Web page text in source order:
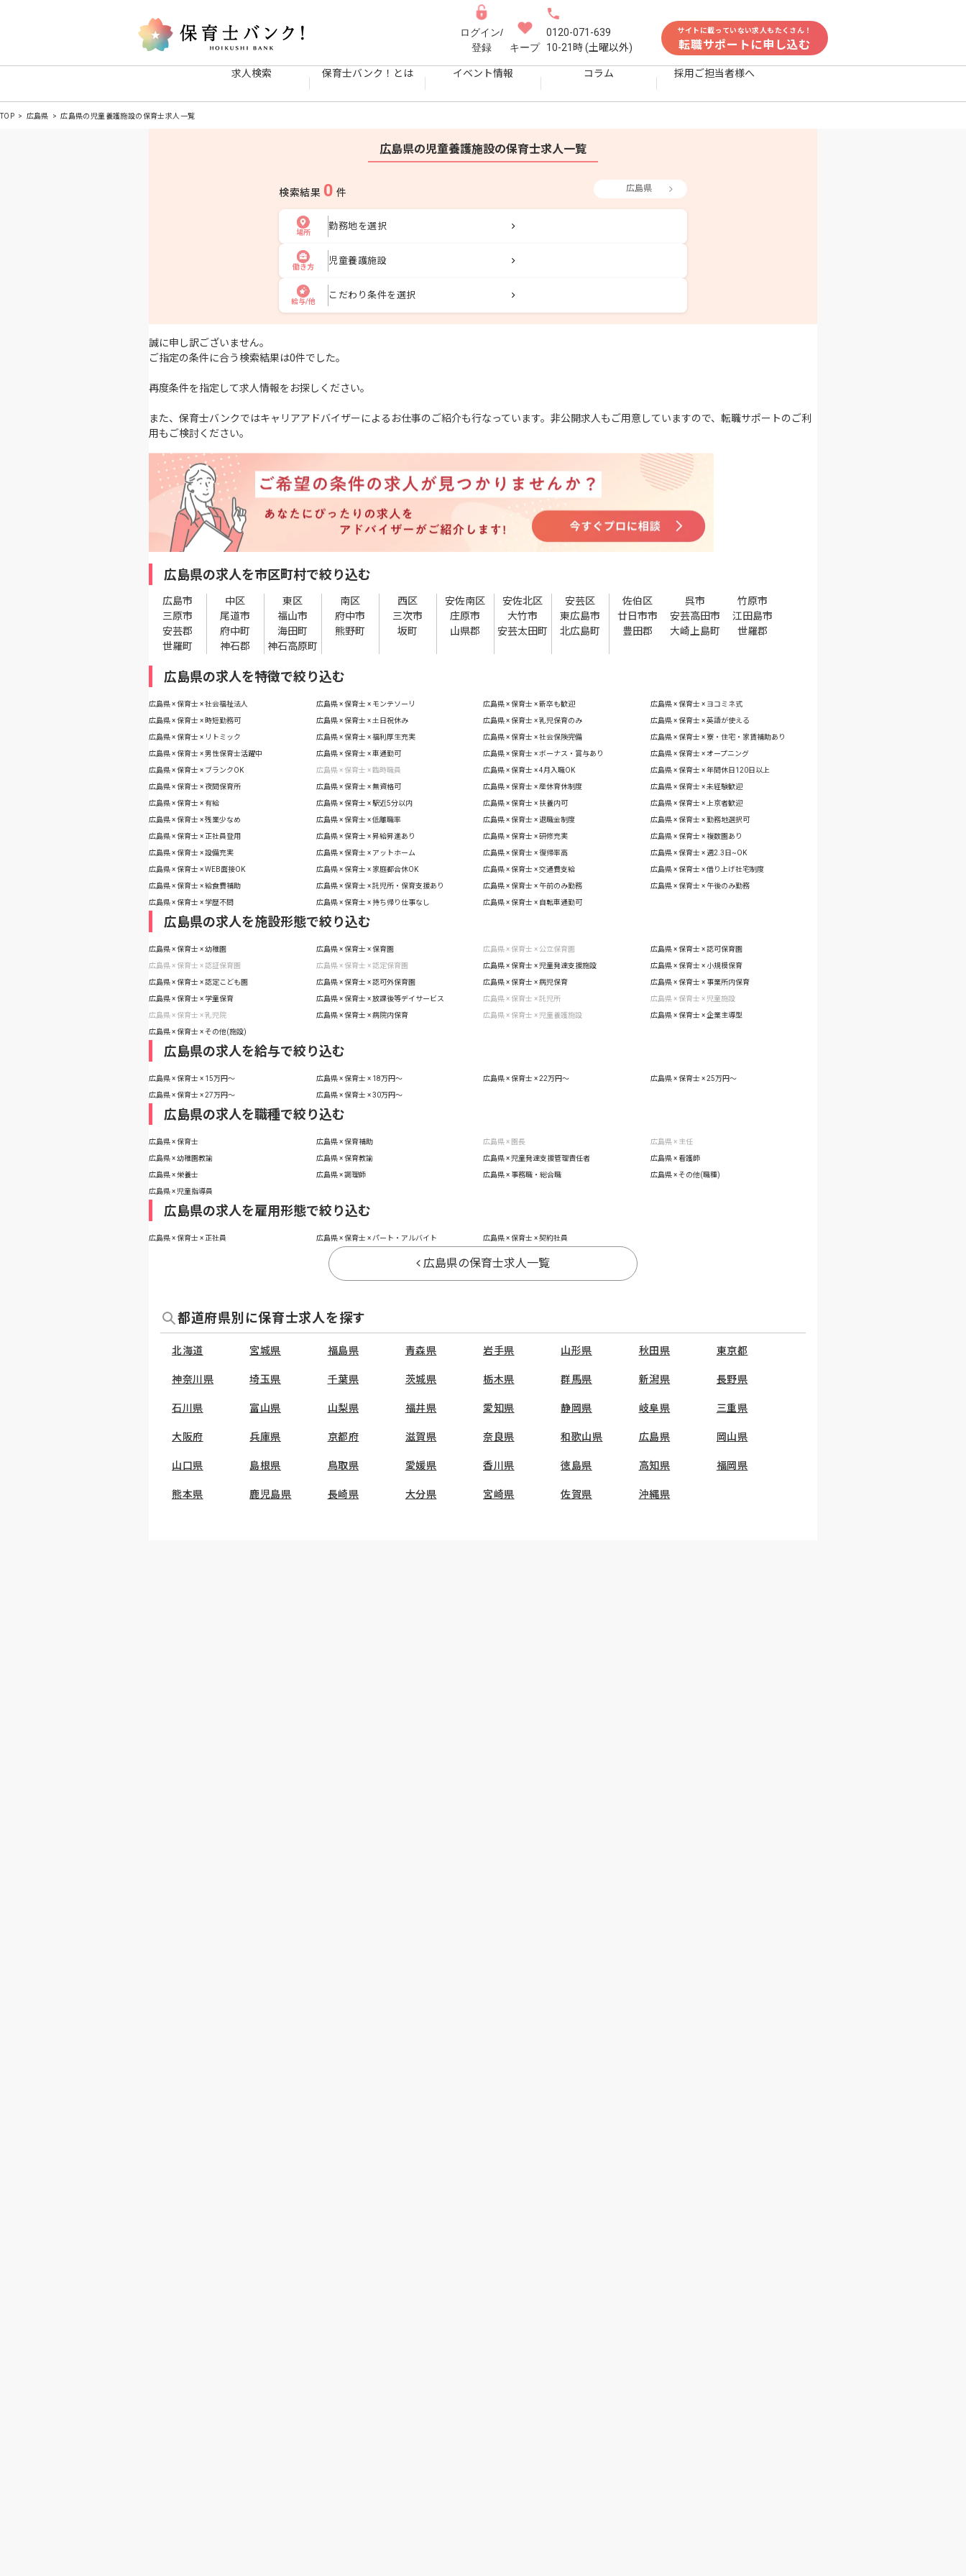
ログイン/
登録
キープ
0120-071-639
10-21時 (土曜以外)
サイトに載っていない求人もたくさん！
転職サポートに申し込む
求人検索 保育士バンク！とは イベント情報 コラム 採用ご担当者様へ
TOP 広島県 広島県の児童養護施設の保育士求人一覧
広島県の児童養護施設の保育士求人一覧
検索結果 0 件 広島県
場所
勤務地を選択
働き方
児童養護施設
給与/他
こだわり条件を選択
誠に申し訳ございません。
ご指定の条件に合う検索結果は0件でした。
再度条件を指定して求人情報をお探しください。
また、保育士バンクではキャリアアドバイザーによるお仕事のご紹介も行なっています。非公開求人もご用意していますので、転職サポートのご利
用もご検討ください。
広島県の求人を市区町村で絞り込む
広島市 中区 東区 南区 西区 安佐南区 安佐北区 安芸区 佐伯区 呉市
竹原市
三原市
尾道市 福山市 府中市 三次市 庄原市 大竹市 東広島市 廿日市市 安芸高田市
江田島市
安芸郡
府中町 海田町 熊野町 坂町 山県郡 安芸太田町 北広島町 豊田郡 大崎上島町
世羅郡
世羅町
神石郡 神石高原町
広島県の求人を特徴で絞り込む
広島県 × 保育士 × 社会福祉法人 広島県 × 保育士 × モンテソーリ 広島県 × 保育士 × 新卒も歓迎 広島県 × 保育士 × ヨコミネ式
広島県 × 保育士 × 時短勤務可 広島県 × 保育士 × 土日祝休み 広島県 × 保育士 × 乳児保育のみ 広島県 × 保育士 × 英語が使える
広島県 × 保育士 × リトミック 広島県 × 保育士 × 福利厚生充実 広島県 × 保育士 × 社会保険完備 広島県 × 保育士 × 寮・住宅・家賃補助あり
広島県 × 保育士 × 男性保育士活躍中 広島県 × 保育士 × 車通勤可 広島県 × 保育士 × ボーナス・賞与あり 広島県 × 保育士 × オープニング
広島県 × 保育士 × ブランクOK 広島県 × 保育士 × 臨時職員 広島県 × 保育士 × 4月入職OK 広島県 × 保育士 × 年間休日120日以上
広島県 × 保育士 × 夜間保育所 広島県 × 保育士 × 無資格可 広島県 × 保育士 × 産休育休制度 広島県 × 保育士 × 未経験歓迎
広島県 × 保育士 × 有給 広島県 × 保育士 × 駅近5分以内 広島県 × 保育士 × 扶養内可 広島県 × 保育士 × 上京者歓迎
広島県 × 保育士 × 残業少なめ 広島県 × 保育士 × 低離職率 広島県 × 保育士 × 退職金制度 広島県 × 保育士 × 勤務地選択可
広島県 × 保育士 × 正社員登用 広島県 × 保育士 × 昇給昇進あり 広島県 × 保育士 × 研修充実 広島県 × 保育士 × 複数園あり
広島県 × 保育士 × 設備充実 広島県 × 保育士 × アットホーム 広島県 × 保育士 × 復帰率高 広島県 × 保育士 × 週2.3日~OK
広島県 × 保育士 × WEB面接OK 広島県 × 保育士 × 家庭都合休OK 広島県 × 保育士 × 交通費支給 広島県 × 保育士 × 借り上げ社宅制度
広島県 × 保育士 × 給食費補助 広島県 × 保育士 × 託児所・保育支援あり 広島県 × 保育士 × 午前のみ勤務 広島県 × 保育士 × 午後のみ勤務
広島県 × 保育士 × 学歴不問 広島県 × 保育士 × 持ち帰り仕事なし 広島県 × 保育士 × 自転車通勤可
広島県の求人を施設形態で絞り込む
広島県 × 保育士 × 幼稚園 広島県 × 保育士 × 保育園 広島県 × 保育士 × 公立保育園 広島県 × 保育士 × 認可保育園
広島県 × 保育士 × 認証保育園 広島県 × 保育士 × 認定保育園 広島県 × 保育士 × 児童発達支援施設 広島県 × 保育士 × 小規模保育
広島県 × 保育士 × 認定こども園 広島県 × 保育士 × 認可外保育園 広島県 × 保育士 × 病児保育 広島県 × 保育士 × 事業所内保育
広島県 × 保育士 × 学童保育 広島県 × 保育士 × 放課後等デイサービス 広島県 × 保育士 × 託児所 広島県 × 保育士 × 児童施設
広島県 × 保育士 × 乳児院 広島県 × 保育士 × 病院内保育 広島県 × 保育士 × 児童養護施設 広島県 × 保育士 × 企業主導型
広島県 × 保育士 × その他(施設)
広島県の求人を給与で絞り込む
広島県 × 保育士 × 15万円〜 広島県 × 保育士 × 18万円〜 広島県 × 保育士 × 22万円〜 広島県 × 保育士 × 25万円〜
広島県 × 保育士 × 27万円〜 広島県 × 保育士 × 30万円〜
広島県の求人を職種で絞り込む
広島県 × 保育士 広島県 × 保育補助 広島県 × 園長 広島県 × 主任
広島県 × 幼稚園教諭 広島県 × 保育教諭 広島県 × 児童発達支援管理責任者 広島県 × 看護師
広島県 × 栄養士 広島県 × 調理師 広島県 × 事務職・総合職 広島県 × その他(職種)
広島県 × 児童指導員
広島県の求人を雇用形態で絞り込む
広島県 × 保育士 × 正社員 広島県 × 保育士 × パート・アルバイト 広島県 × 保育士 × 契約社員
広島県の保育士求人一覧
都道府県別に保育士求人を探す
北海道 宮城県 福島県 青森県 岩手県 山形県 秋田県 東京都
神奈川県 埼玉県 千葉県 茨城県 栃木県 群馬県 新潟県 長野県
石川県 富山県 山梨県 福井県 愛知県 静岡県 岐阜県 三重県
大阪府 兵庫県 京都府 滋賀県 奈良県 和歌山県 広島県 岡山県
山口県 島根県 鳥取県 愛媛県 香川県 徳島県 高知県 福岡県
熊本県 鹿児島県 長崎県 大分県 宮崎県 佐賀県 沖縄県